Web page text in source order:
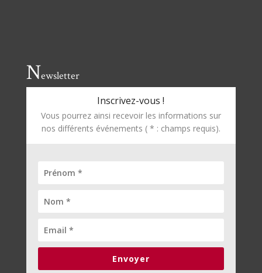
Newsletter
Inscrivez-vous !
Vous pourrez ainsi recevoir les informations sur
nos différents événements ( * : champs requis).
Envoyer